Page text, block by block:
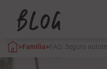
>Família>FAQ: Seguro